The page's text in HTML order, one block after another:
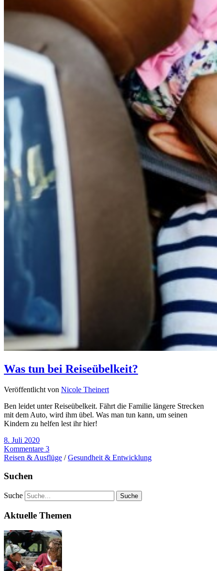
Was tun bei Reiseübelkeit?
Veröffentlicht von Nicole Theinert
Ben leidet unter Reiseübelkeit. Fährt die Familie längere Strecken
mit dem Auto, wird ihm übel. Was man tun kann, um seinen
Kindern zu helfen lest ihr hier!
8. Juli 2020
Kommentare 3
Reisen & Ausflüge /Gesundheit & Entwicklung
Suchen
Suche
Aktuelle Themen